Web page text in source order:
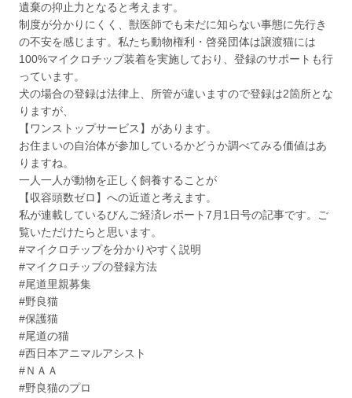
遺棄の抑止力となると考えます。
制度が分かりにくく、獣医師でも未だに知らない事態に先行き
の不安を感じます。私たち動物権利・啓発団体は譲渡猫には
100%マイクロチップ装着を実施しており、登録のサポートも行
っています。
犬の場合の登録は法律上、所管が違いますので登録は2箇所とな
りますが、
【ワンストップサービス】があります。
お住まいの自治体が参加しているかどうか調べてみる価値はあ
りますね。
一人一人が動物を正しく飼養することが
【収容頭数ゼロ】への近道と考えます。
私が連載しているびんご経済レポート7月1日号の記事です。ご
覧いただけたらと思います。
#マイクロチップを分かりやすく説明
#マイクロチップの登録方法
#尾道里親募集
#野良猫
#保護猫
#尾道の猫
#西日本アニマルアシスト
#ＮＡＡ
#野良猫のプロ